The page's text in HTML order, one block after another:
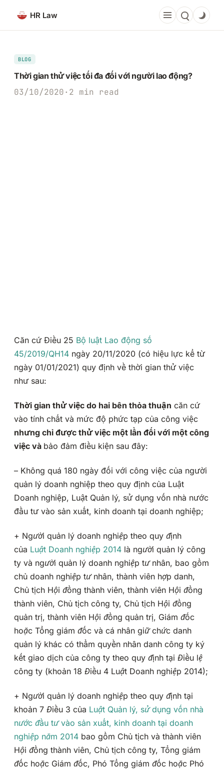
phần
dung
HR Law
BLOG
Thời gian thử việc tối đa đối với người lao động?
03/10/2020· 2 min read
Căn cứ Điều 25 Bộ luật Lao động số
45/2019/QH14 ngày 20/11/2020 (có hiệu lực kể từ
ngày 01/01/2021) quy định về thời gian thử việc
như sau:
Thời gian thử việc do hai bên thỏa thuận căn cứ
vào tính chất và mức độ phức tạp của công việc
nhưng chỉ được thử việc một lần đối với một công
việc và bảo đảm điều kiện sau đây:
– Không quá 180 ngày đối với công việc của người
quản lý doanh nghiệp theo quy định của Luật
Doanh nghiệp, Luật Quản lý, sử dụng vốn nhà nước
đầu tư vào sản xuất, kinh doanh tại doanh nghiệp;
+ Người quản lý doanh nghiệp theo quy định
của Luật Doanh nghiệp 2014 là người quản lý công
ty và người quản lý doanh nghiệp tư nhân, bao gồm
chủ doanh nghiệp tư nhân, thành viên hợp danh,
Chủ tịch Hội đồng thành viên, thành viên Hội đồng
thành viên, Chủ tịch công ty, Chủ tịch Hội đồng
quản trị, thành viên Hội đồng quản trị, Giám đốc
hoặc Tổng giám đốc và cá nhân giữ chức danh
quản lý khác có thẩm quyền nhân danh công ty ký
kết giao dịch của công ty theo quy định tại Điều lệ
công ty (khoản 18 Điều 4 Luật Doanh nghiệp 2014);
+ Người quản lý doanh nghiệp theo quy định tại
khoản 7 Điều 3 của Luật Quản lý, sử dụng vốn nhà
nước đầu tư vào sản xuất, kinh doanh tại doanh
nghiệp năm 2014 bao gồm Chủ tịch và thành viên
Hội đồng thành viên, Chủ tịch công ty, Tổng giám
đốc hoặc Giám đốc, Phó Tổng giám đốc hoặc Phó